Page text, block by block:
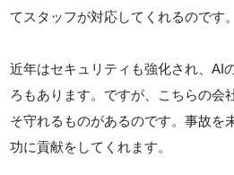
てスタッフが対応してくれるのです。
近年はセキュリティも強化され、AI
ろもあります。ですが、こちらの会
そ守れるものがあるのです。事故を
功に貢献をしてくれます。